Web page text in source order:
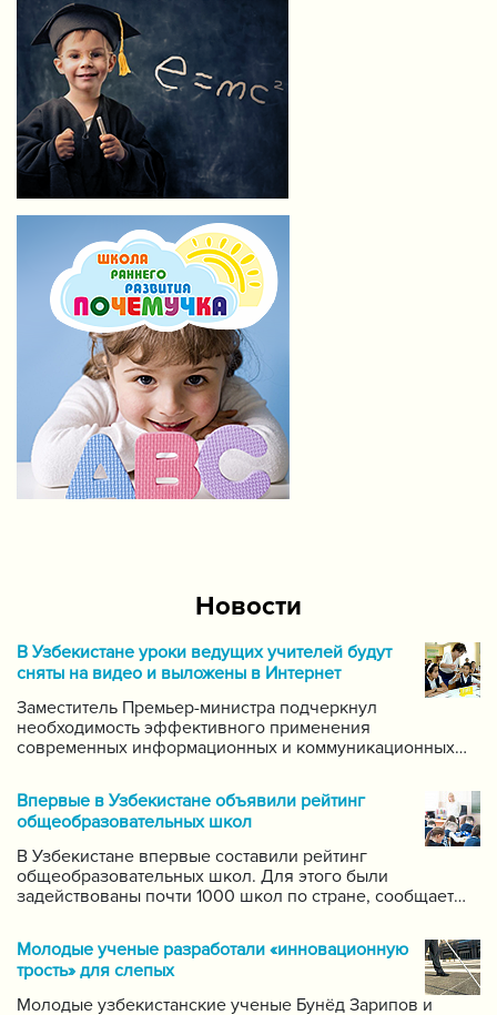
Новости
В Узбекистане уроки ведущих учителей будут
сняты на видео и выложены в Интернет
Заместитель Премьер-министра подчеркнул
необходимость эффективного применения
современных информационных и коммуникационных
систему для размещения в интернете видео-уроков
самых ведущих учителей по каждому предмету.
Впервые в Узбекистане объявили рейтинг
общеобразовательных школ
В Узбекистане впервые составили рейтинг
общеобразовательных школ. Для этого были
задействованы почти 1000 школ по стране, сообщает
за качеством образования при Кабинете Министров
Республики Узбекистан.
Молодые ученые разработали «инновационную
трость» для слепых
Молодые узбекистанские ученые Бунёд Зарипов и